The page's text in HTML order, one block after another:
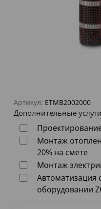
Артикул: ETMB2002000
Дополнительные
Монтаж
20% на смете
Монтаж
Автоматизация
оборудовании